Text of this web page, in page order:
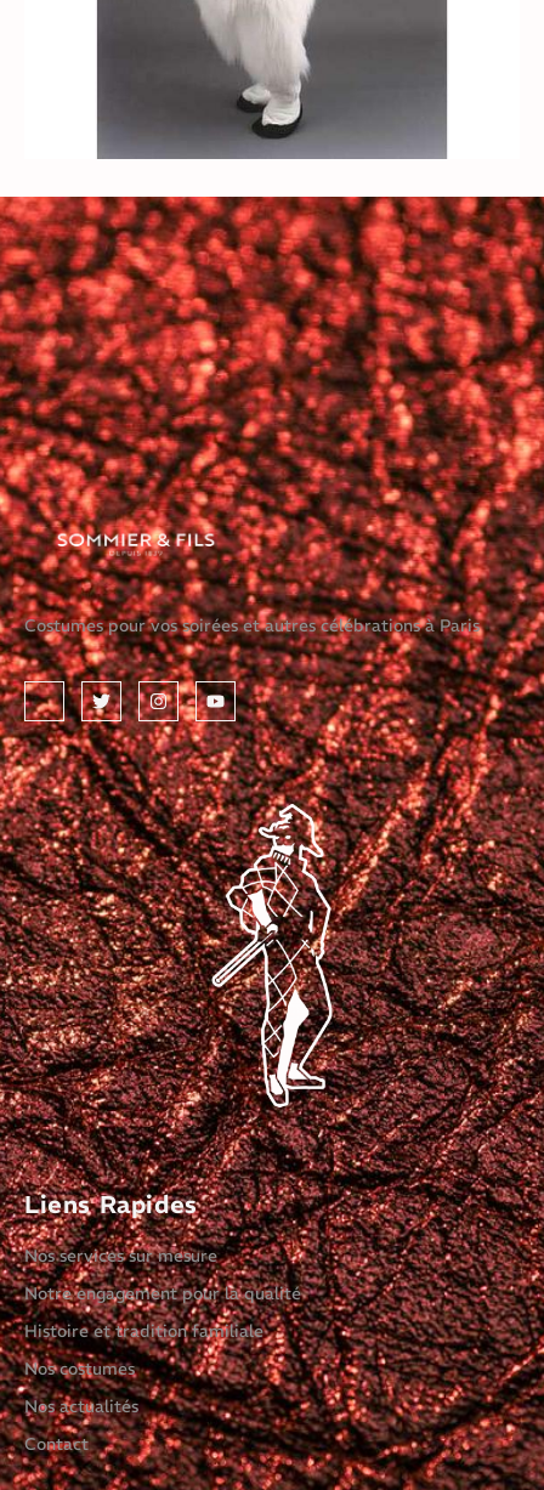
Costumes pour vos soirées et autres célébrations à Paris
Liens Rapides
Nos services sur mesure
Notre engagement pour la qualité
Histoire et tradition familiale
Nos costumes
Nos actualités
Contact